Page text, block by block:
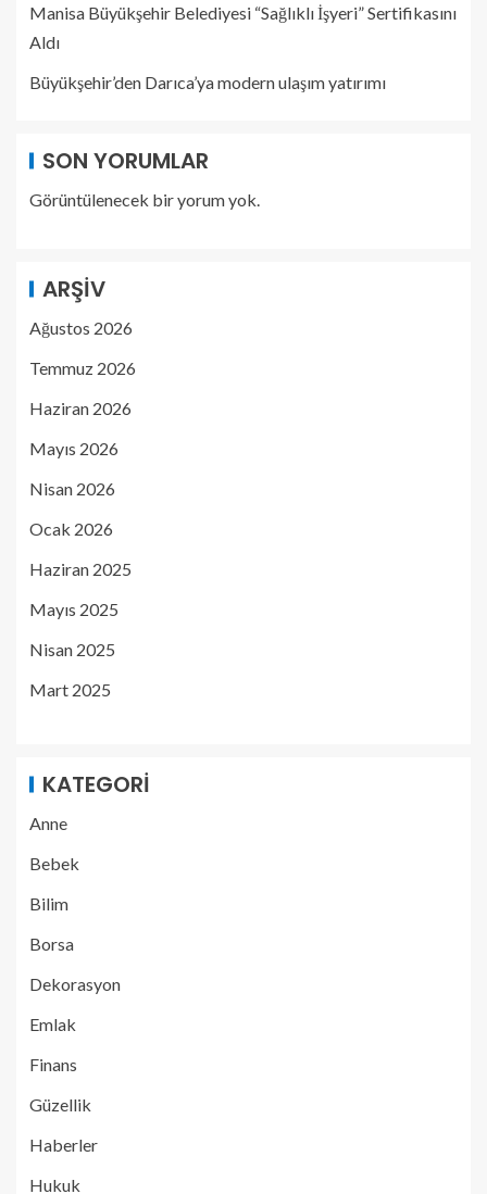
Manisa Büyükşehir Belediyesi “Sağlıklı İşyeri” Sertifikasını
Aldı
Büyükşehir’den Darıca’ya modern ulaşım yatırımı
SON YORUMLAR
Görüntülenecek bir yorum yok.
ARŞIV
Ağustos 2026
Temmuz 2026
Haziran 2026
Mayıs 2026
Nisan 2026
Ocak 2026
Haziran 2025
Mayıs 2025
Nisan 2025
Mart 2025
KATEGORI
Anne
Bebek
Bilim
Borsa
Dekorasyon
Emlak
Finans
Güzellik
Haberler
Hukuk